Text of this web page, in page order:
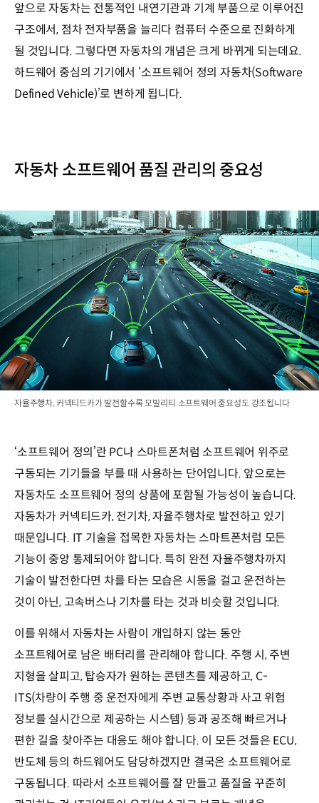
앞으로 자동차는 전통적인 내연기관과 기계 부품으로 이루어진
구조에서, 점차 전자부품을 늘리다 컴퓨터 수준으로 진화하게
될 것입니다. 그렇다면 자동차의 개념은 크게 바뀌게 되는데요.
하드웨어 중심의 기기에서 ‘소프트웨어 정의 자동차(Software
Defined Vehicle)’로 변하게 됩니다.
자동차 소프트웨어 품질 관리의 중요성
자율주행차, 커넥티드카가 발전할수록 모빌리티 소프트웨어 중요성도 강조됩니다
‘소프트웨어 정의’란 PC나 스마트폰처럼 소프트웨어 위주로
구동되는 기기들을 부를 때 사용하는 단어입니다. 앞으로는
자동차도 소프트웨어 정의 상품에 포함될 가능성이 높습니다.
자동차가 커넥티드카, 전기차, 자율주행차로 발전하고 있기
때문입니다. IT 기술을 접목한 자동차는 스마트폰처럼 모든
기능이 중앙 통제되어야 합니다. 특히 완전 자율주행차까지
기술이 발전한다면 차를 타는 모습은 시동을 걸고 운전하는
것이 아닌, 고속버스나 기차를 타는 것과 비슷할 것입니다.
이를 위해서 자동차는 사람이 개입하지 않는 동안
소프트웨어로 남은 배터리를 관리해야 합니다. 주행 시, 주변
지형을 살피고, 탑승자가 원하는 콘텐츠를 제공하고, C-
ITS(차량이 주행 중 운전자에게 주변 교통상황과 사고 위험
정보를 실시간으로 제공하는 시스템) 등과 공조해 빠르거나
편한 길을 찾아주는 대응도 해야 합니다. 이 모든 것들은 ECU,
반도체 등의 하드웨어도 담당하겠지만 결국은 소프트웨어로
구동됩니다. 따라서 소프트웨어를 잘 만들고 품질을 꾸준히